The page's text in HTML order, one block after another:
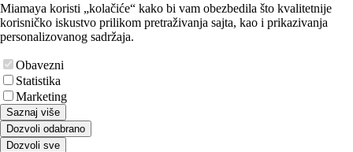
Miamaya koristi „kolačiće“ kako bi vam obezbedila što kvalitetnije
korisničko iskustvo prilikom pretraživanja sajta, kao i prikazivanja
personalizovanog sadržaja.
Obavezni
Statistika
Marketing
Saznaj više
Dozvoli odabrano
Dozvoli sve